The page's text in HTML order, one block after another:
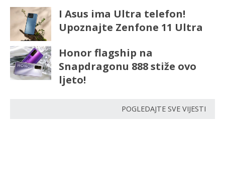
I Asus ima Ultra telefon!
Upoznajte Zenfone 11 Ultra
Honor flagship na
Snapdragonu 888 stiže ovo
ljeto!
POGLEDAJTE SVE VIJESTI